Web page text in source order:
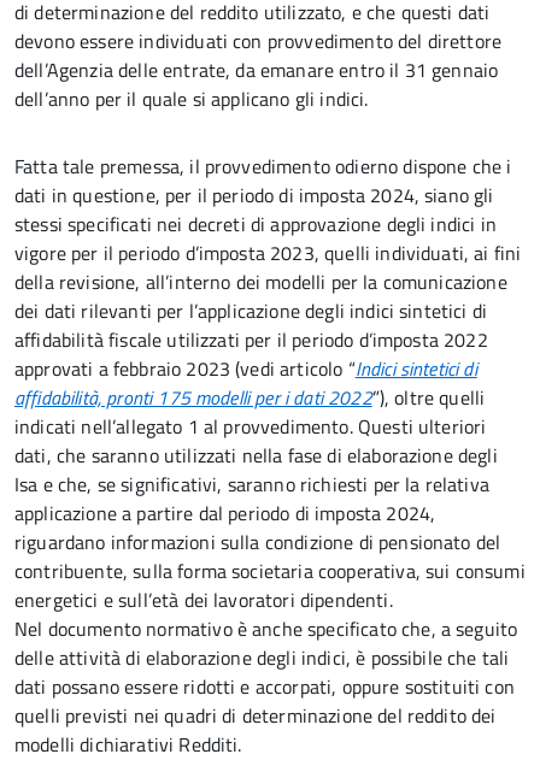
di determinazione del reddito utilizzato, e che questi dati
devono essere individuati con provvedimento del direttore
dell’Agenzia delle entrate, da emanare entro il 31 gennaio
dell’anno per il quale si applicano gli indici.
Fatta tale premessa, il provvedimento odierno dispone che i
dati in questione, per il periodo di imposta 2024, siano gli
stessi specificati nei decreti di approvazione degli indici in
vigore per il periodo d’imposta 2023, quelli individuati, ai fini
della revisione, all’interno dei modelli per la comunicazione
dei dati rilevanti per l’applicazione degli indici sintetici di
affidabilità fiscale utilizzati per il periodo d’imposta 2022
approvati a febbraio 2023 (vedi articolo “Indici sintetici di
affidabilità, pronti 175 modelli per i dati 2022”), oltre quelli
indicati nell’allegato 1 al provvedimento. Questi ulteriori
dati, che saranno utilizzati nella fase di elaborazione degli
Isa e che, se significativi, saranno richiesti per la relativa
applicazione a partire dal periodo di imposta 2024,
riguardano informazioni sulla condizione di pensionato del
contribuente, sulla forma societaria cooperativa, sui consumi
energetici e sull’età dei lavoratori dipendenti.
Nel documento normativo è anche specificato che, a seguito
delle attività di elaborazione degli indici, è possibile che tali
dati possano essere ridotti e accorpati, oppure sostituiti con
quelli previsti nei quadri di determinazione del reddito dei
modelli dichiarativi Redditi.